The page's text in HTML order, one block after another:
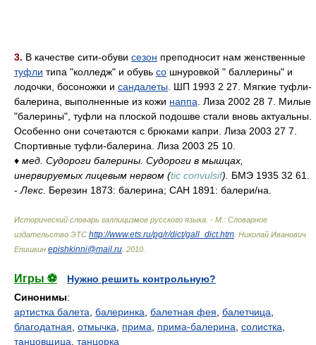
3. В качестве сити-обуви сезон преподносит нам женственные
туфли типа "колледж" и обувь со шнуровкой " баллерины" и
лодочки, босоножки и сандалеты . ШП 1993 2 27. Мягкие туфли-
балерина, выполненные из кожи наппа . Лиза 2002 28 7. Милые
"балерины", туфли на плоской подошве стали вновь актуальны.
Особенно они сочетаются с брюками капри. Лиза 2003 27 7.
Спортивные туфли-балерина. Лиза 2003 25 10.
♦ мед. Судороги балерины. Судороги в мышцах,
инервируемых лицевым нервом (tic convulsif).
БМЭ 1935 32 61.
- Лекс. Березин 1873: балерина; САН 1891: балери/на.
Исторический словарь галлицизмов русского языка. - М.: Словарное
издательство ЭТС http://www.ets.ru/pg/r/dict/gall_dict.htm Николай Иванович
Епишкин epishkinni@mail.ru 2010
Игры ⚽
Нужно решить контрольную?
Синонимы:
артистка балета балеринка балетная фея балетчица
благодатная отмычка прима прима-балерина солистка
танцовщица танцорка